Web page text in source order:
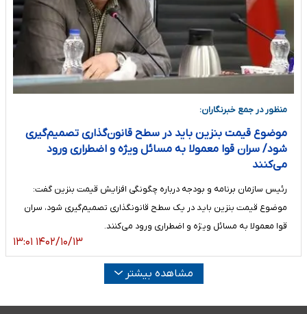
منظور در جمع خبرنگاران:
موضوع قیمت بنزین باید در سطح قانون‌گذاری تصمیم‌گیری
شود/ سران قوا معمولا به مسائل ویژه و اضطراری ورود
می‌کنند
رئیس سازمان برنامه و بودجه درباره چگونگی افزایش قیمت بنزین گفت:
موضوع قیمت بنزین باید در یک سطح قانونگذاری تصمیم‌گیری شود، سران
قوا معمولا به مسائل ویژه و اضطراری ورود می‌کنند.
۱۴۰۲/۱۰/۱۳ ۱۳:۰۱
مشاهده بیشتر